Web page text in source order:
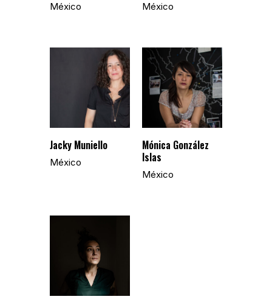
México México
Jacky Muniello
México
Mónica González
Islas
México